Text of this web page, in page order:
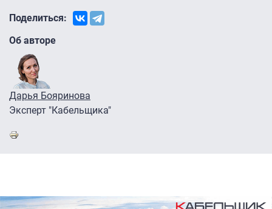
Поделиться:
Об авторе
Дарья Бояринова
Эксперт "Кабельщика"